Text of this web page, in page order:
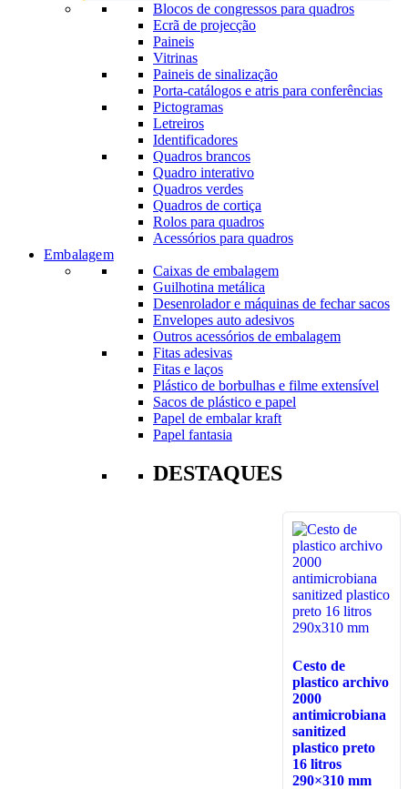
Blocos de congressos para quadros
Ecrã de projecção
Paineis
Vitrinas
Paineis de sinalização
Porta-catálogos e atris para conferências
Pictogramas
Letreiros
Identificadores
Quadros brancos
Quadro interativo
Quadros verdes
Quadros de cortiça
Rolos para quadros
Acessórios para quadros
Embalagem
Caixas de embalagem
Guilhotina metálica
Desenrolador e máquinas de fechar sacos
Envelopes auto adesivos
Outros acessórios de embalagem
Fitas adesivas
Fitas e laços
Plástico de borbulhas e filme extensível
Sacos de plástico e papel
Papel de embalar kraft
Papel fantasia
DESTAQUES
Cesto de
plastico archivo
2000
antimicrobiana
sanitized
plastico preto
16 litros
290×310 mm